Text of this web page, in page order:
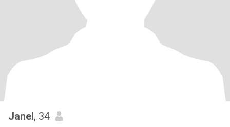
Janel, 34